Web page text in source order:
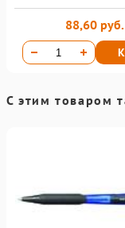
88,60 руб.
С этим товаром